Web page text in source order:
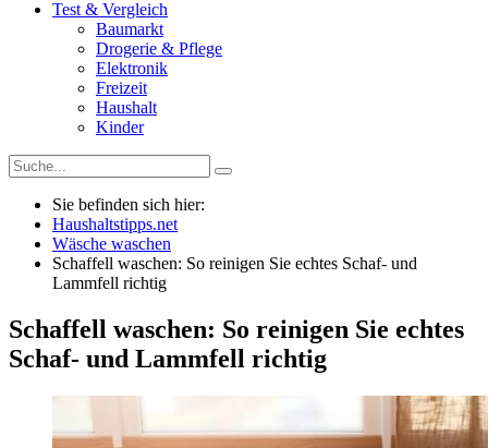
Test & Vergleich
Baumarkt
Drogerie & Pflege
Elektronik
Freizeit
Haushalt
Kinder
Sie befinden sich hier:
Haushaltstipps.net
Wäsche waschen
Schaffell waschen: So reinigen Sie echtes Schaf- und
Lammfell richtig
Schaffell waschen: So reinigen Sie echtes
Schaf- und Lammfell richtig